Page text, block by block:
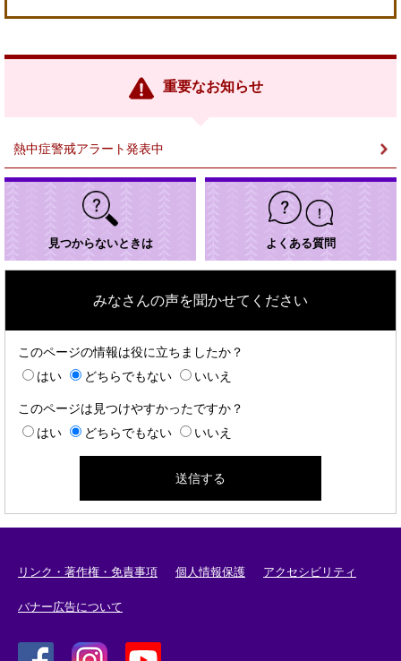
リ
重要なお知らせ
熱中症警戒アラート発表中
見つからないときは よくある質問
みなさんの声を聞かせてください
このページの情報は役に立ちましたか？
はい
どちらでもない いいえ
このページは見つけやすかったですか？
はい
どちらでもない いいえ
リンク・著作権・免責事項 個人情報保護 アクセシビリティ
バナー広告について